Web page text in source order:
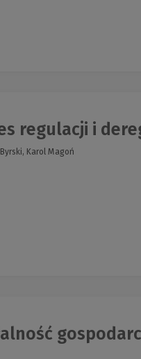
regulacji i
Karol Magoń